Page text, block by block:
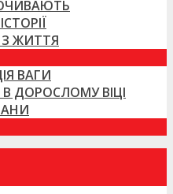
З ЖИТТЯ
ВАГИ
ДОРОСЛОМУ ВІЦІ